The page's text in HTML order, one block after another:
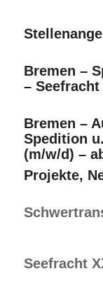
Bremen –
–
Bremen –
Spedition
(m/w/d) –
Projekte,
Seefracht